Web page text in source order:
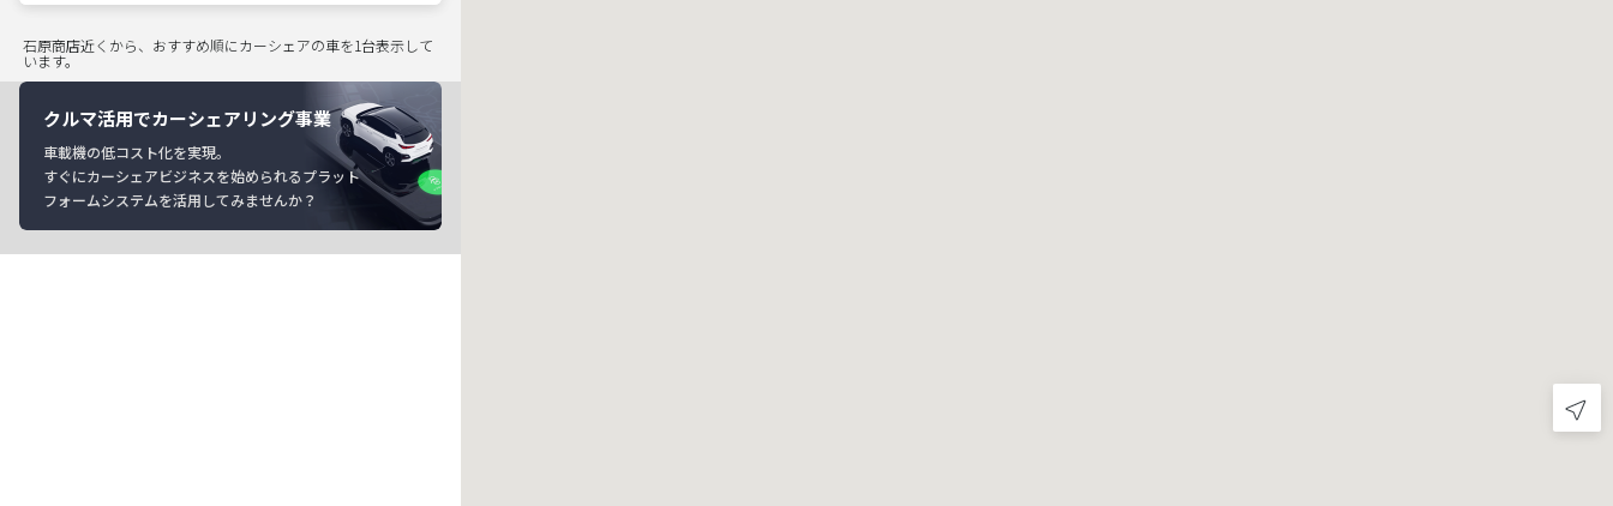
石原商店近くから、おすすめ順にカーシェアの車を1台表示して
います。
クルマ活用でカーシェアリング事業
車載機の低コスト化を実現。
すぐにカーシェアビジネスを始められるプラット
フォームシステムを活用してみませんか？